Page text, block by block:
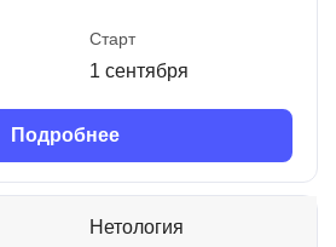
Старт
1 сентября
Подробнее
Нетология